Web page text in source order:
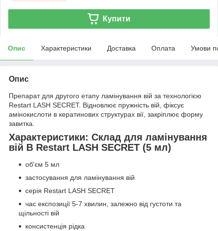
Купити
Опис Характеристики Доставка Оплата Умови
Опис
Препарат для другого етапу ламінування вій за технологією
Restart LASH SECRET. Відновлює пружність вій, фіксує
амінокислоти в кератинових структурах вії, закріплює форму
завитка.
Характеристики: Склад для ламінування
вій B Restart LASH SECRET (5 мл)
об'єм 5 мл
застосування для ламінування вій
серія Restart LASH SECRET
час експозиції 5-7 хвилин, залежно від густоти та
щільності вій
консистенція рідка